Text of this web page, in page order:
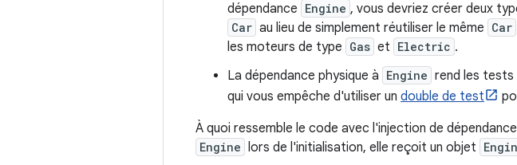
dépendance Engine , vous devriez créer deux
Car au lieu de simplement réutiliser le même Car
les moteurs de type Gas et Electric .
La dépendance physique à Engine rend les tests
qui vous empêche d'utiliser un double de test
À quoi ressemble le code avec l'injection de
Engine lors de l'initialisation, elle reçoit un objet